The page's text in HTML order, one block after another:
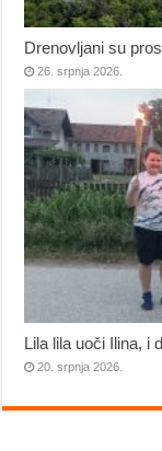
Drenovljani su
26. srpnja 2026.
Lila lila uoči Ilina, i
20. srpnja 2026.